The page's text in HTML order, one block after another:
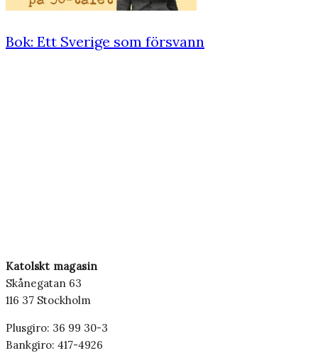
Bok: Ett Sverige som försvann
Katolskt magasin
Skånegatan 63
116 37 Stockholm
Plusgiro: 36 99 30-3
Bankgiro: 417-4926